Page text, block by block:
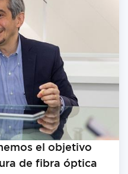
el objetivo
de fibra óptica